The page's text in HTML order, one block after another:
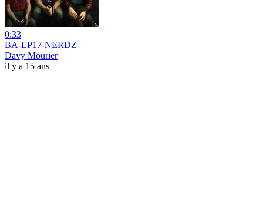
0:33
BA-EP17-NERDZ
Davy Mourier
il y a 15 ans